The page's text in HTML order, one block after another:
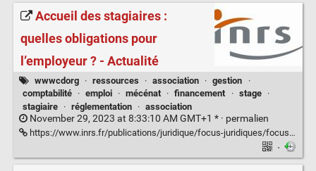
Accueil des stagiaires :
quelles obligations pour
l’employeur ? - Actualité
wwwcdorg · ressources · association · gestion
·
comptabilité
· emploi · mécénat · financement · stage
·
stagiaire
· réglementation · association
November 29, 2023 at 8:33:10 AM GMT+1 * · permalien
https://www.inrs.fr/publications/juridique/focus-juridiques/focus-accueil-stagiaires.html#:~:text=Par%20ailleurs%2C%20un%20stage%20n,saisonnier%20ou%20remplacer%20un%20salari%C3%A9
·